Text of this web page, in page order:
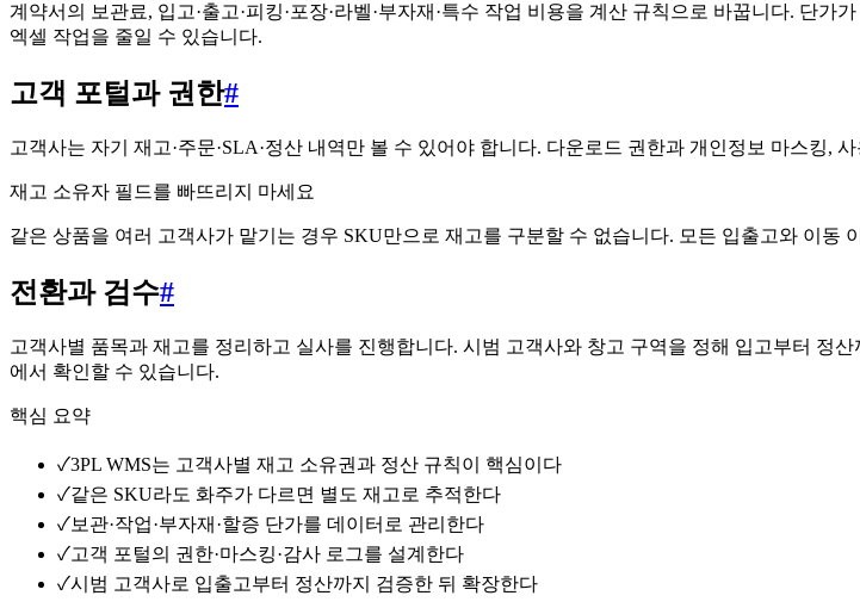
계약서의 보관료, 입고·출고·피킹·포장·라벨·부자재·특수 작업 비용을 계산 규칙으로 바꿉니다. 단
엑셀 작업을 줄일 수 있습니다.
고객 포털과 권한#
고객사는 자기 재고·주문·SLA·정산 내역만 볼 수 있어야 합니다. 다운로드 권한과 개인정보 마스킹,
재고 소유자 필드를 빠뜨리지 마세요
같은 상품을 여러 고객사가 맡기는 경우 SKU만으로 재고를 구분할 수 없습니다. 모든 입출고와 이동
전환과 검수#
고객사별 품목과 재고를 정리하고 실사를 진행합니다. 시범 고객사와 창고 구역을 정해 입고부터 정
에서 확인할 수 있습니다.
핵심 요약
✓3PL WMS는 고객사별 재고 소유권과 정산 규칙이 핵심이다
✓같은 SKU라도 화주가 다르면 별도 재고로 추적한다
✓보관·작업·부자재·할증 단가를 데이터로 관리한다
✓고객 포털의 권한·마스킹·감사 로그를 설계한다
✓시범 고객사로 입출고부터 정산까지 검증한 뒤 확장한다